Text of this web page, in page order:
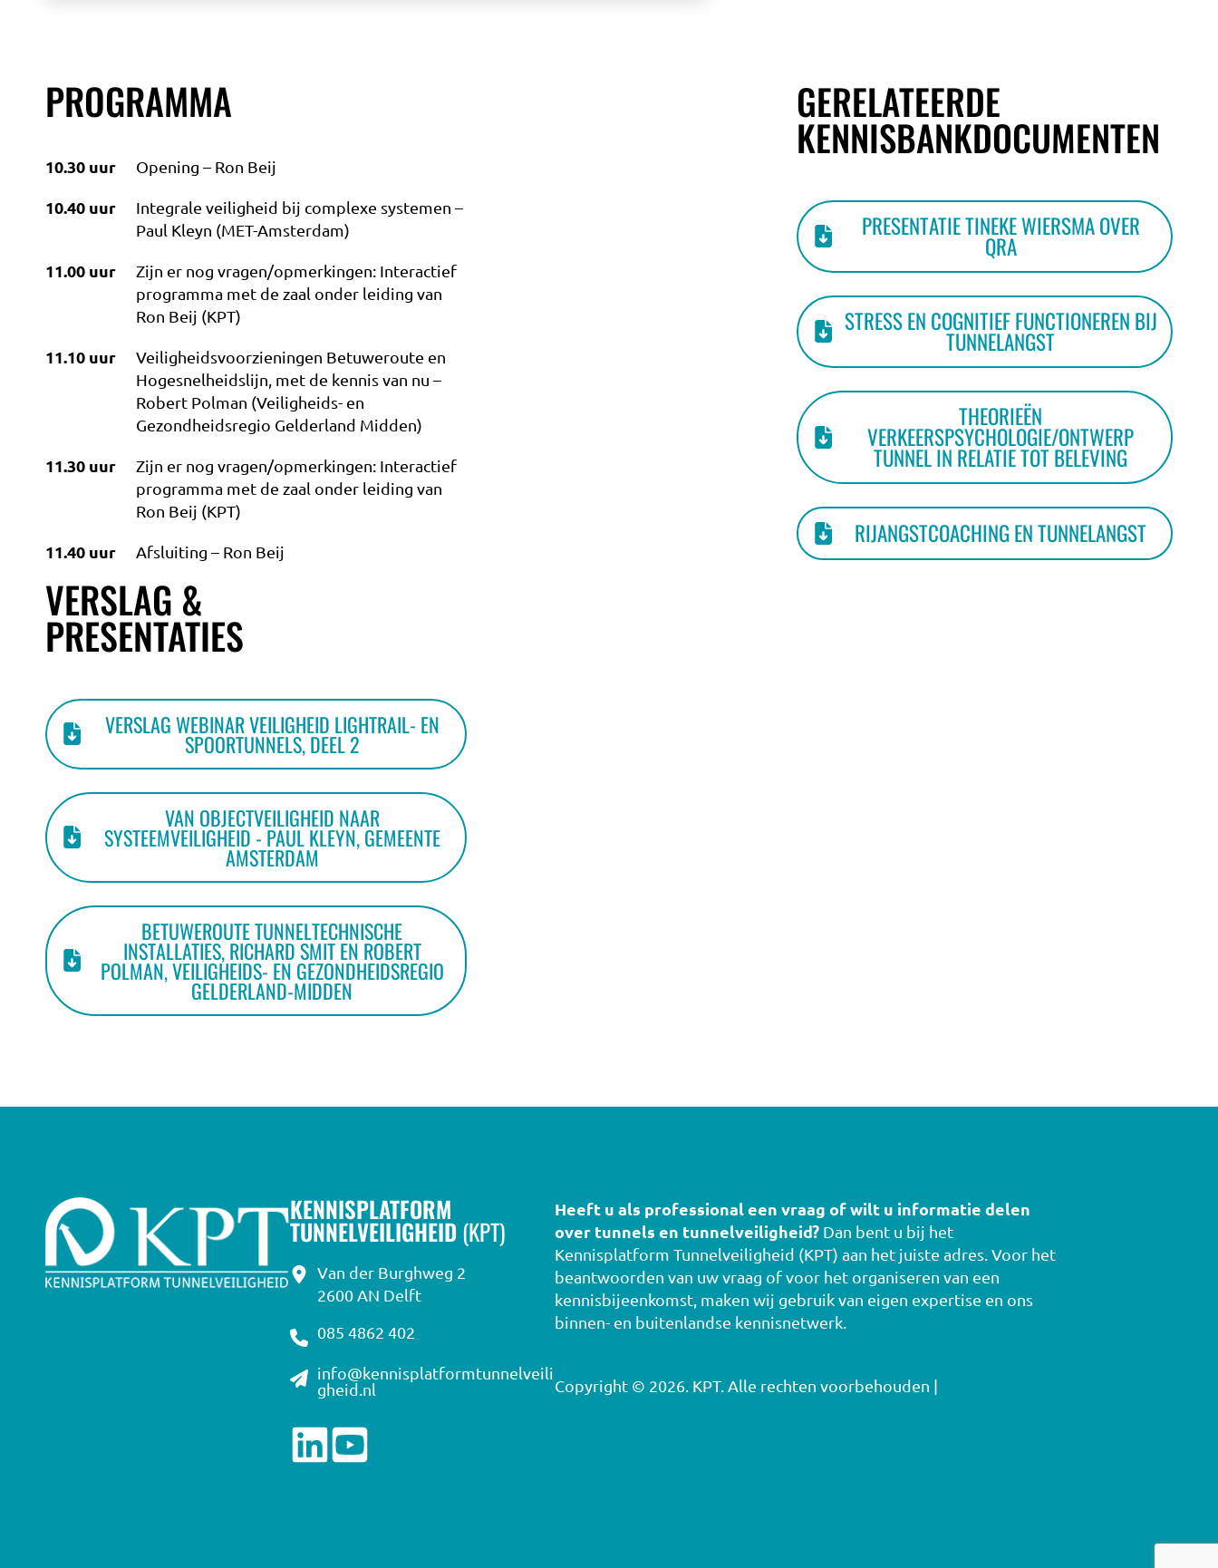
BIJEENKOMSTEN
PROGRAMMA
10.30 uur Opening – Ron Beij
10.40 uur
Integrale veiligheid bij complexe systemen –
Paul Kleyn (MET-Amsterdam)
11.00 uur
Zijn er nog vragen/opmerkingen: Interactief
programma met de zaal onder leiding van
Ron Beij (KPT)
11.10 uur
Veiligheidsvoorzieningen Betuweroute en
Hogesnelheidslijn, met de kennis van nu –
Robert Polman (Veiligheids- en
Gezondheidsregio Gelderland Midden)
11.30 uur
Zijn er nog vragen/opmerkingen: Interactief
programma met de zaal onder leiding van
Ron Beij (KPT)
11.40 uur Afsluiting – Ron Beij
VERSLAG &
PRESENTATIES
VERSLAG WEBINAR VEILIGHEID LIGHTRAIL- EN
SPOORTUNNELS, DEEL 2
VAN OBJECTVEILIGHEID NAAR
SYSTEEMVEILIGHEID - PAUL KLEYN, GEMEENTE
AMSTERDAM
BETUWEROUTE TUNNELTECHNISCHE
INSTALLATIES, RICHARD SMIT EN ROBERT
POLMAN, VEILIGHEIDS- EN GEZONDHEIDSREGIO
GELDERLAND-MIDDEN
GERELATEERDE
KENNISBANKDOCUMENTEN
PRESENTATIE TINEKE WIERSMA OVER
QRA
STRESS EN COGNITIEF FUNCTIONEREN BIJ
TUNNELANGST
THEORIEËN
VERKEERSPSYCHOLOGIE/ONTWERP
TUNNEL IN RELATIE TOT BELEVING
RIJANGSTCOACHING EN TUNNELANGST
KENNISPLATFORM
TUNNELVEILIGHEID(KPT)
Van der Burghweg 2
2600 AN Delft
085 4862 402
info@kennisplatformtunnelveili
gheid.nl
Heeft u als professional een vraag of wilt u informatie delen
over tunnels en tunnelveiligheid? Dan bent u bij het
Kennisplatform Tunnelveiligheid (KPT) aan het juiste adres. Voor het
beantwoorden van uw vraag of voor het organiseren van een
kennisbijeenkomst, maken wij gebruik van eigen expertise en ons
binnen- en buitenlandse kennisnetwerk.
Copyright © 2026. KPT. Alle rechten voorbehouden |